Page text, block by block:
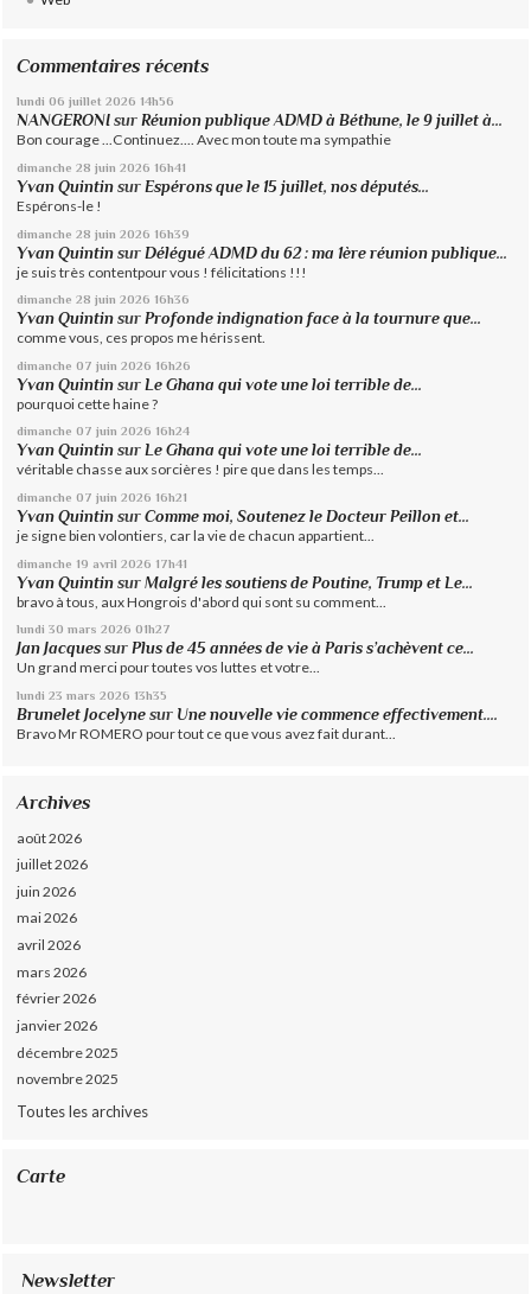
Commentaires récents
lundi 06 juillet 2026 14h56
NANGERONI surRéunion publique ADMD à Béthune, le 9 juillet à...
Bon courage ...Continuez.... Avec mon toute ma sympathie
dimanche 28 juin 2026 16h41
Yvan Quintin surEspérons que le 15 juillet, nos députés...
Espérons-le !
dimanche 28 juin 2026 16h39
Yvan Quintin surDélégué ADMD du 62 : ma 1ère réunion publique...
je suis très contentpour vous ! félicitations !!!
dimanche 28 juin 2026 16h36
Yvan Quintin surProfonde indignation face à la tournure que...
comme vous, ces propos me hérissent.
dimanche 07 juin 2026 16h26
Yvan Quintin sur Le Ghana qui vote une loi terrible de...
pourquoi cette haine ?
dimanche 07 juin 2026 16h24
Yvan Quintin surLe Ghana qui vote une loi terrible de...
véritable chasse aux sorcières ! pire que dans les temps...
dimanche 07 juin 2026 16h21
Yvan Quintin surComme moi, Soutenez le Docteur Peillon et...
je signe bien volontiers, car la vie de chacun appartient...
dimanche 19 avril 2026 17h41
Yvan Quintin surMalgré les soutiens de Poutine, Trump et Le...
bravo à tous, aux Hongrois d'abord qui sont su comment...
lundi 30 mars 2026 01h27
Jan Jacques surPlus de 45 années de vie à Paris s’achèvent ce...
Un grand merci pour toutes vos luttes et votre...
lundi 23 mars 2026 13h35
Brunelet Jocelyne sur Une nouvelle vie commence effectivement....
Bravo Mr ROMERO pour tout ce que vous avez fait durant...
Archives
août 2026
juillet 2026
juin 2026
mai 2026
avril 2026
mars 2026
février 2026
janvier 2026
décembre 2025
novembre 2025
Toutes les archives
Carte
Newsletter